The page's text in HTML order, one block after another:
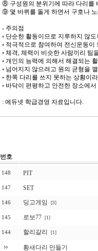
⑧ 구성원의 분위기에 따라 다리를
⑨ 몇 바퀴를 돌게 하면서 구호나
- 주의점
◦ 단순한 활동이므로 지루하지 않도
◦ 적극적으로 참여하여 전신운동이
◦ 체격, 체력이 비슷한 사람끼리 팀
◦ 개인의 능력에 의해서 해결되는
◦ 넘어지지 않으려고 원의 균형을
◦ 한쪽 다리를 쓰지 못하는 상황이
◦ 바닥이 편평하고 안전한 장소에서
: 에듀넷 학급경영 자료입니다.
번호
148 PIT
147 SET
146 딩고게임 [3]
145 로보77 [1]
144 할리갈리 [1]
황새다리 만들기